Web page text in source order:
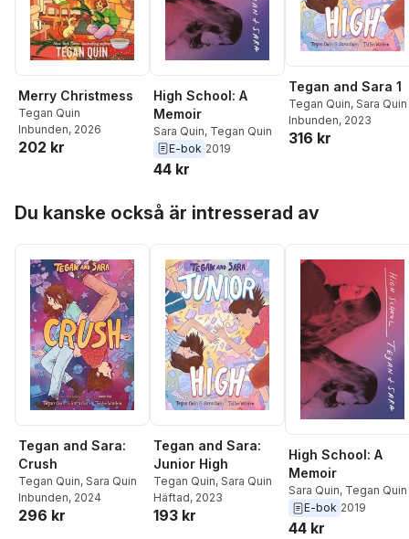
Merry Christmess
Tegan Quin
Inbunden, 2026
202 kr
High School: A
Memoir
Sara Quin, Tegan Quin
E-bok 2019
44 kr
Tegan and Sara 1
Tegan Quin, Sara Quin
Inbunden, 2023
316 kr
Du kanske också är intresserad av
Tegan and Sara:
Crush
Tegan Quin, Sara Quin
Inbunden, 2024
296 kr
Tegan and Sara:
Junior High
Tegan Quin, Sara Quin
Häftad, 2023
193 kr
High School: A
Memoir
Sara Quin, Tegan Quin
E-bok 2019
44 kr